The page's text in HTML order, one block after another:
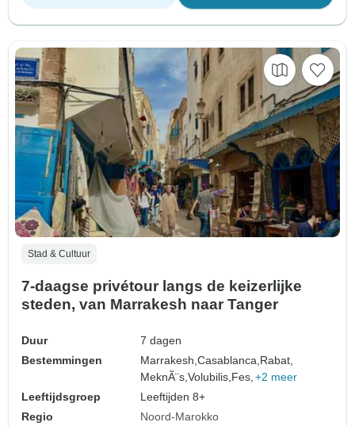
Stad & Cultuur
7-daagse privétour langs de keizerlijke
steden, van Marrakesh naar Tanger
Duur
7 dagen
Bestemmingen
Marrakesh,Casablanca, Rabat,
MeknÃ¨s,Volubilis, Fes, +2 meer
Leeftijdsgroep
Leeftijden 8+
Regio
Noord-Marokko